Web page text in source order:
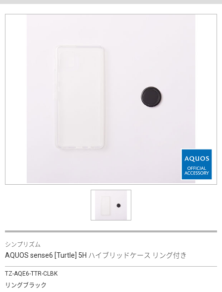
シンプリズム
AQUOS sense6 [Turtle] 5H ハイブリッドケース リング付き
TZ-AQE6-TTR-CLBK
リングブラック